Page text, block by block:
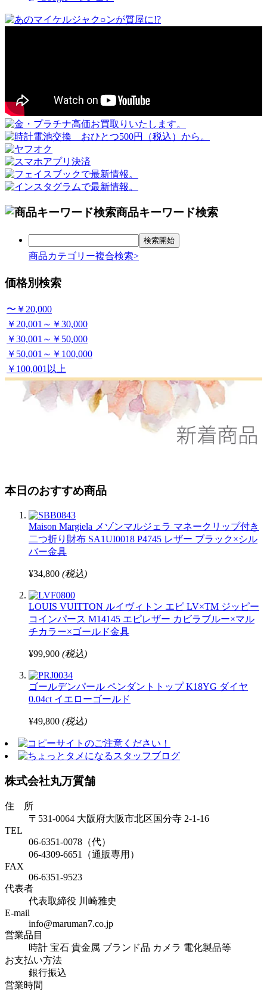
商品キーワード検索
商品カテゴリー複合検索>
価格別検索
〜￥20,000
￥20,001～￥30,000
￥30,001～￥50,000
￥50,001～￥100,000
￥100,001以上
本日のおすすめ商品
Maison Margiela メゾンマルジェラ マネークリップ付き
二つ折り財布 SA1UI0018 P4745 レザー ブラック×シル
バー金具
¥34,800 (税込)
LOUIS VUITTON ルイヴィトン エピ LV×TM ジッピー
コインパース M14145 エピレザー カビラブルー×マル
チカラー×ゴールド金具
¥99,900 (税込)
ゴールデンパール ペンダントトップ K18YG ダイヤ
0.04ct イエローゴールド
¥49,800 (税込)
株式会社丸万質舗
住 所
〒531-0064 大阪府大阪市北区国分寺 2-1-16
TEL
06-6351-0078（代）
06-4309-6651（通販専用）
FAX
06-6351-9523
代表者
代表取締役 川崎雅史
E-mail
info@maruman7.co.jp
営業品目
時計 宝石 貴金属 ブランド品 カメラ 電化製品等
お支払い方法
銀行振込
営業時間